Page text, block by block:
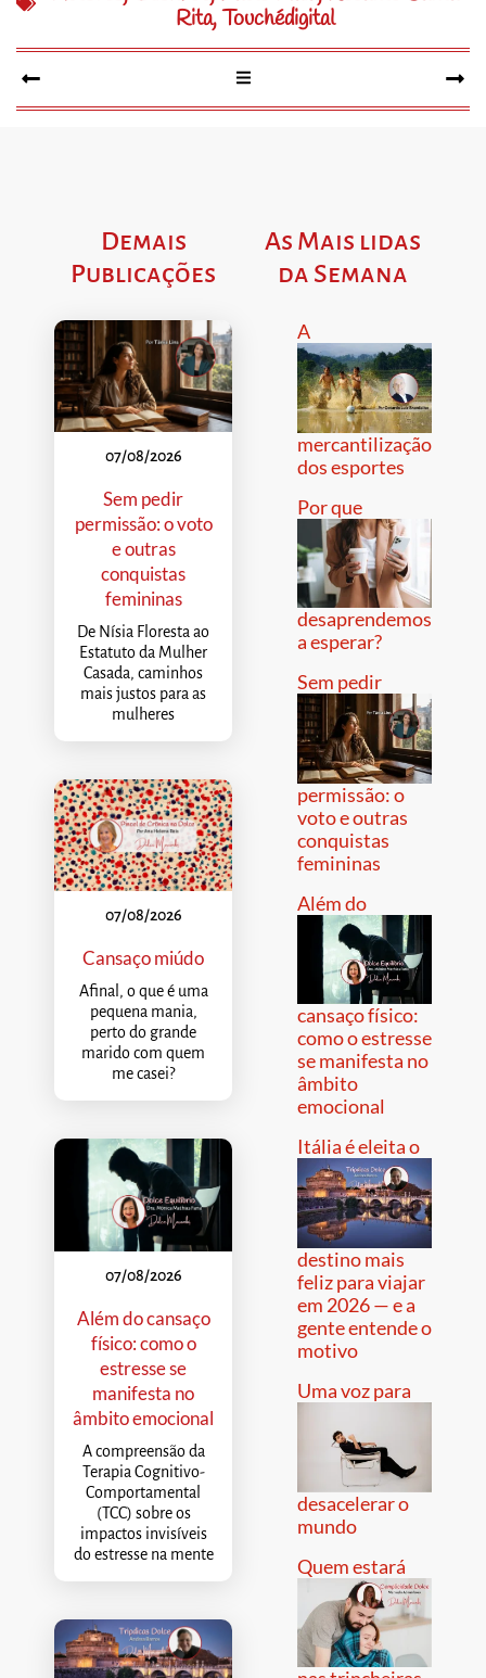
Rita,Touchédigital
Demais
Publicações
07/08/2026
Sem pedir
permissão: o voto
e outras
conquistas
femininas
De Nísia Floresta ao
Estatuto da Mulher
Casada, caminhos
mais justos para as
mulheres
07/08/2026
Cansaço miúdo
Afinal, o que é uma
pequena mania,
perto do grande
marido com quem
me casei?
07/08/2026
Além do cansaço
físico: como o
estresse se
manifesta no
âmbito emocional
A compreensão da
Terapia Cognitivo-
Comportamental
(TCC) sobre os
impactos invisíveis
do estresse na mente
As Mais lidas
da Semana
A
mercantilização
dos esportes
Por que
desaprendemos
a esperar?
Sem pedir
permissão: o
voto e outras
conquistas
femininas
Além do
cansaço físico:
como o estresse
se manifesta no
âmbito
emocional
Itália é eleita o
destino mais
feliz para viajar
em 2026 — e a
gente entende o
motivo
Uma voz para
desacelerar o
mundo
Quem estará